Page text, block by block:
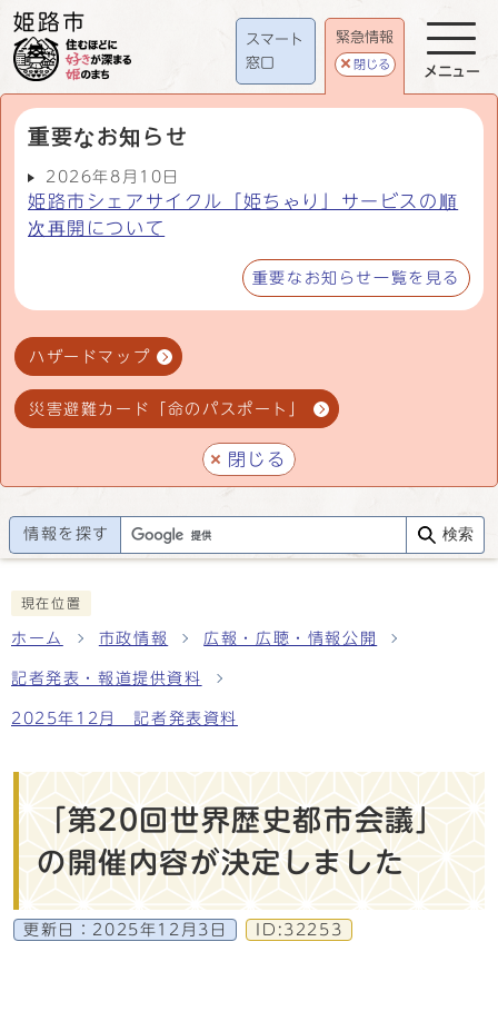
スマート
窓口
緊急情報
閉じる
重要なお知らせ
2026年8月10日
姫路市シェアサイクル「姫ちゃり」サービスの順
次再開について
重要なお知らせ一覧を見る
ハザードマップ
災害避難カード「命のパスポート」
閉じる
メニュー
情報を探す 検索
現在位置
ホーム 市政情報 広報・広聴・情報公開
記者発表・報道提供資料
2025年12月 記者発表資料
「第20回世界歴史都市会議」
の開催内容が決定しました
更新日： 2025年12月3日 ID:32253